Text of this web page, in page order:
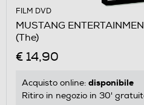
FILM DVD
MUSTANG
(The)
€ 14,90
Acquisto online: disponibile
Ritiro in negozio in 30'